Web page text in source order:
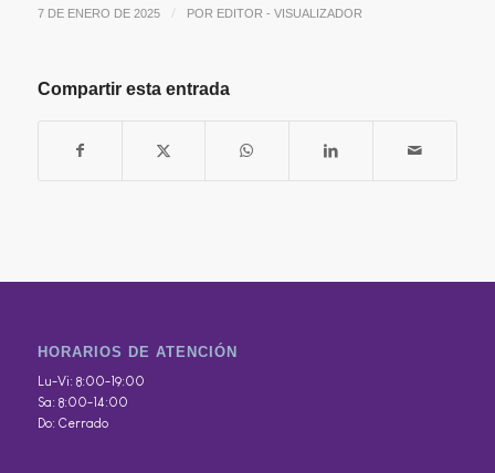
7 DE ENERO DE 2025 / POR EDITOR - VISUALIZADOR
Compartir esta entrada
HORARIOS DE ATENCIÓN
Lu-Vi: 8:00-19:00
Sa: 8:00-14:00
Do: Cerrado